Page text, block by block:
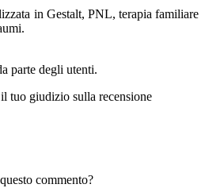
in Gestalt, PNL, terapia familiare
parte degli utenti.
tuo giudizio sulla recensione
commento?